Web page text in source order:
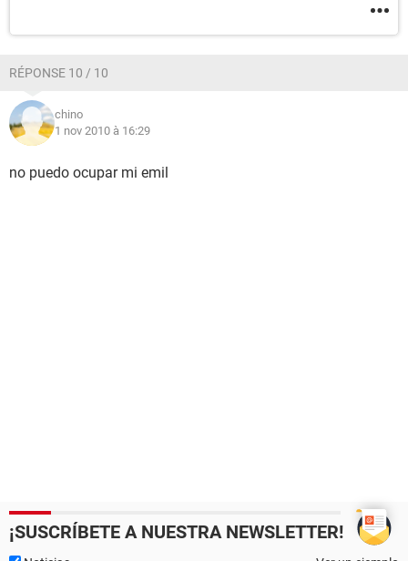
RÉPONSE 10 / 10
chino
1 nov 2010 à 16:29
no puedo ocupar mi emil
¡SUSCRÍBETE A NUESTRA NEWSLETTER!